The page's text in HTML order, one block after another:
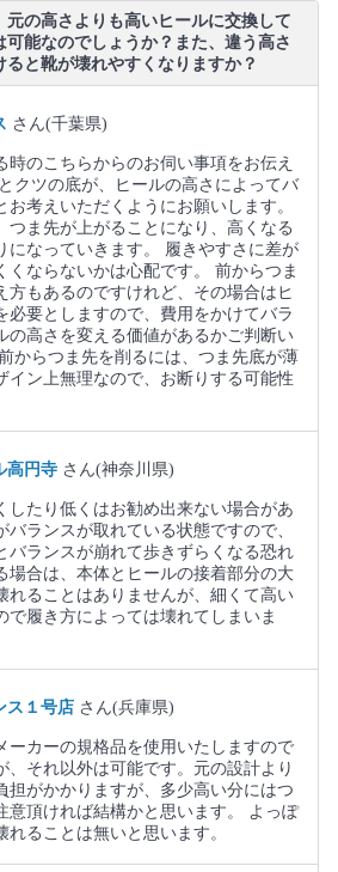
元の高さよりも高いヒールに交換して
可能なのでしょうか？また、違う高さ
ると靴が壊れやすくなりますか？
さん(千葉県)
時のこちらからのお伺い事項をお伝え
クツの底が、ヒールの高さによってバ
お考えいただくようにお願いします。
つま先が上がることになり、高くなる
になっていきます。 履きやすさに差が
くならないかは心配です。 前からつま
方もあるのですけれど、その場合はヒ
必要としますので、費用をかけてバラ
の高さを変える価値があるかご判断い
からつま先を削るには、つま先底が薄
イン上無理なので、お断りする可能性
高円寺 さん(神奈川県)
したり低くはお勧め出来ない場合があ
バランスが取れている状態ですので、
バランスが崩れて歩きずらくなる恐れ
場合は、本体とヒールの接着部分の大
れることはありませんが、細くて高い
で履き方によっては壊れてしまいま
ス１号店 さん(兵庫県)
ーカーの規格品を使用いたしますので
、それ以外は可能です。元の設計より
担がかかりますが、多少高い分にはつ
意頂ければ結構かと思います。 よっぽ
れることは無いと思います。